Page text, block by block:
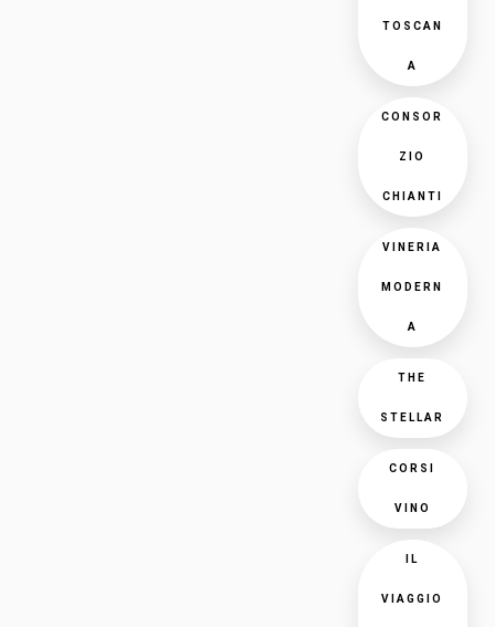
TOSCAN
A
CONSOR
ZIO
CHIANTI
VINERIA
MODERN
A
THE
STELLAR
CORSI
VINO
IL
VIAGGIO